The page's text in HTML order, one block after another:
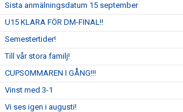
Sista anmälningsdatum 15 september
U15 KLARA FÖR DM-FINAL!!
Semestertider!
Till vår stora familj!
CUPSOMMAREN I GÅNG!!!
Vinst med 3-1
Vi ses igen i augusti!